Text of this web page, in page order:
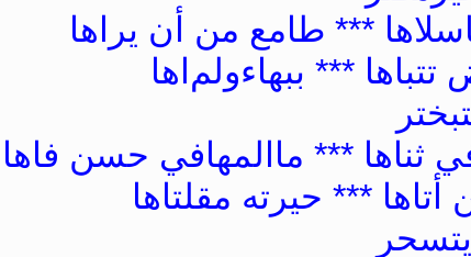
*** ﻃﺎﻣﻊ ﻣﻦ ﺃﻥ ﻳﺮﺍﻫﺎ
*** ﺑﺒﻬﺎﺀﻭﻟﻢﺍﻫﺎ
ﺛﻨﺎﻫﺎ *** ﻣﺎﺍﻟﻤﻬﺎﻓﻲ ﺣﺴﻦ ﻓﺎﻫﺎ
ﺃﺗﺎﻫﺎ *** ﺣﻴﺮﺗﻪ ﻣﻘﻠﺘﺎﻫﺎ